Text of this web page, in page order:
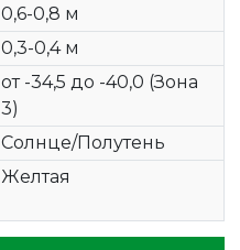
0,6-0,8 м
0,3-0,4 м
от -34,5 до -40,0 (Зона
3)
Солнце/Полутень
Желтая